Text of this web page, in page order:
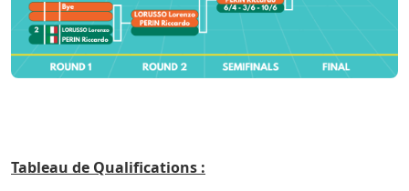
Tableau de Qualifications :